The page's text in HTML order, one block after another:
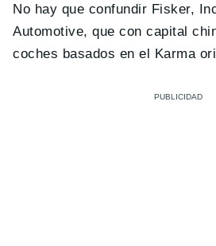
No hay que confundir Fisker,
Automotive, que con capital
coches basados en el Karma